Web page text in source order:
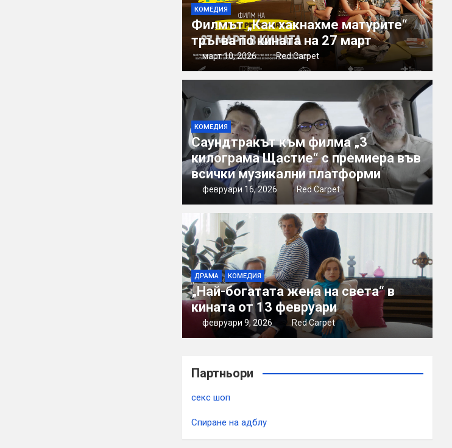
КОМЕДИЯ
Филмът „Как хакнахме матурите“
тръгва по кината на 27 март
март 10, 2026 Red Carpet
КОМЕДИЯ
Саундтракът към филма „3
килограма Щастие“ с премиера във
всички музикални платформи
февруари 16, 2026 Red Carpet
ДРАМА КОМЕДИЯ
„Най-богатата жена на света“ в
кината от 13 февруари
февруари 9, 2026 Red Carpet
Партньори
секс шоп
Спиране на адблу